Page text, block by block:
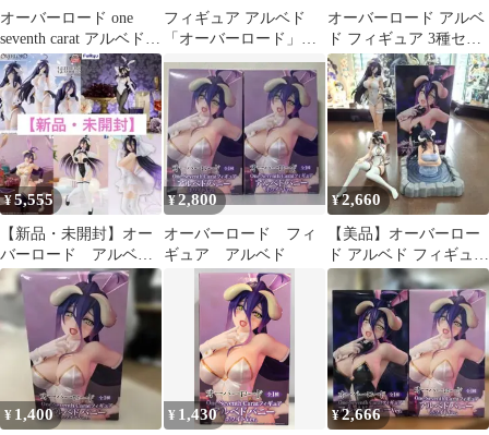
オーバーロード one
seventh carat アルベド
バニー ブラック
フィギュア アルベド
「オーバーロード」
One-Seventh Caratフィ
ギュア アルベド バニー
ホワイトVer.【14日以内
発送】
オーバーロード アルベ
ド フィギュア 3種セッ
ト
¥5,555
【新品・未開封】オー
バーロード アルベ
ド 5セット まとめ
¥2,800
オーバーロード フィ
ギュア アルベド
¥2,660
【美品】オーバーロー
ド アルベド フィギュア
4種セット
¥ 1,400 ¥ 1,430 ¥2,666